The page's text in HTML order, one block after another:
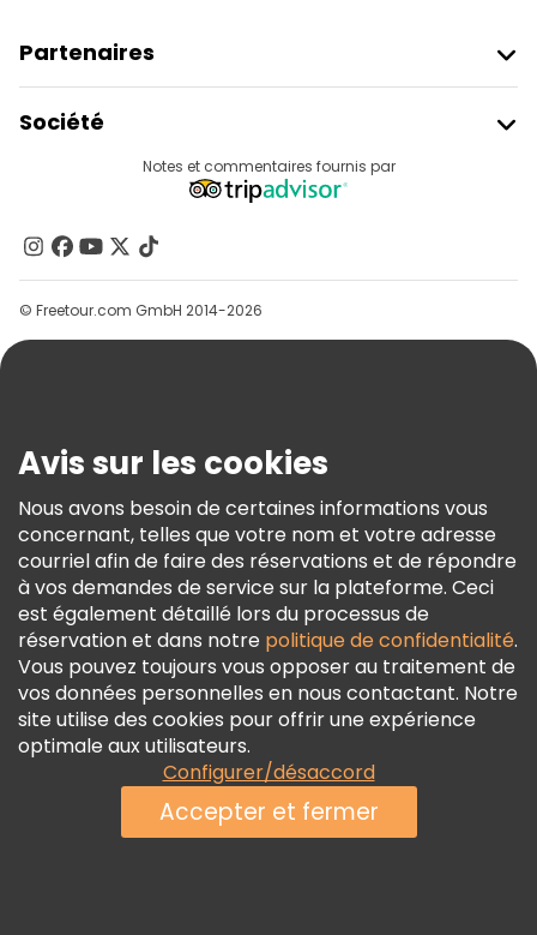
Partenaires
Connexion Du Fournisseur
Programme D’affiliation
Société
Contactez-Nous
Groupes
Aide
Conditions Générales Et Mentions Légales
Politique En Matière De Cookies
Freetour Prix
Programme De Fidélité
Notes et commentaires fournis par
© Freetour.com GmbH 2014-2026
Avis sur les cookies
Nous avons besoin de certaines informations vous
concernant, telles que votre nom et votre adresse
courriel afin de faire des réservations et de répondre
à vos demandes de service sur la plateforme. Ceci
est également détaillé lors du processus de
réservation et dans notre politique de confidentialité.
Vous pouvez toujours vous opposer au traitement de
vos données personnelles en nous contactant. Notre
site utilise des cookies pour offrir une expérience
optimale aux utilisateurs.
Configurer/désaccord
Accepter et fermer